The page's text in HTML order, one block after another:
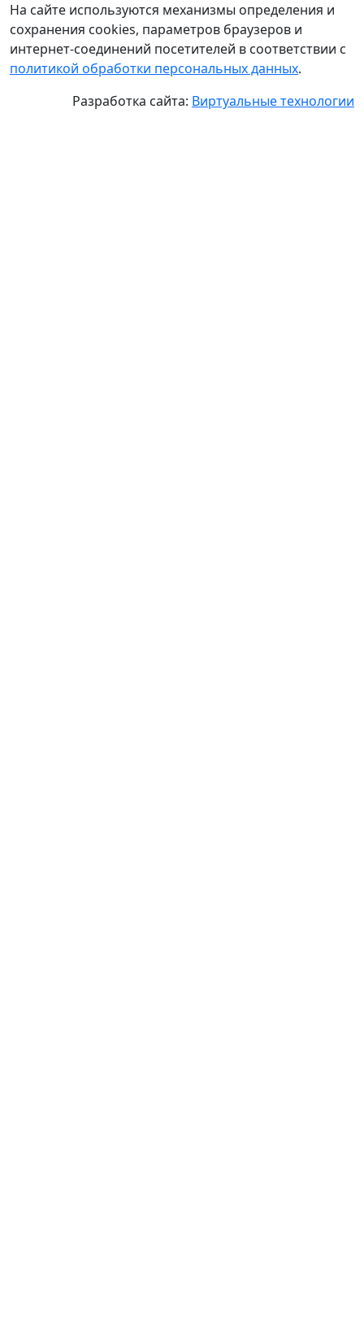
На сайте используются механизмы определения и
сохранения cookies, параметров браузеров и
интернет-соединений посетителей в соответствии с
политикой обработки персональных данных.
Разработка сайта: Виртуальные технологии